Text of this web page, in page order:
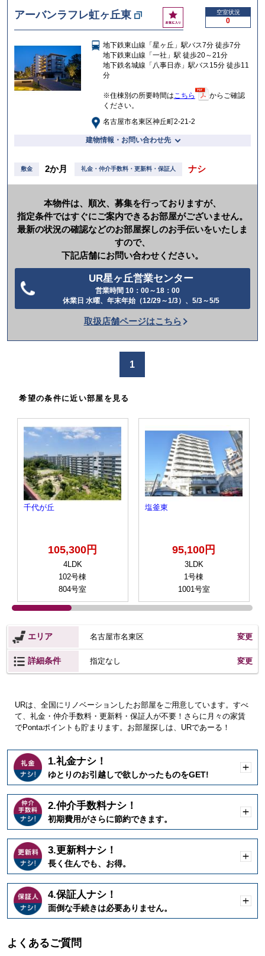
る
アーバンラフレ虹ヶ丘東
お
気
入
り
空室状況
0
地下鉄東山線「星ヶ丘」駅バス7分 徒歩7分
地下鉄東山線「一社」駅 徒歩20～21分
地下鉄名城線「八事日赤」駅バス15分 徒歩11
分
※住棟別の所要時間は こちら
からご確認
ください。
名古屋市名東区神丘町2-21-2
建物情報・お問い合わせ先
敷金 2か月 礼金・仲介手数料・更新料・保証人 ナシ
本物件は、順次、募集を行っておりますが、
指定条件ではすぐにご案内できるお部屋がございません。
最新の状況の確認などのお部屋探しのお手伝いをいたしま
すので、
下記店舗にお問い合わせください。
UR星ヶ丘営業センター
営業時間 10：00～18：00
休業日 水曜、年末年始（12/29～1/3）、5/3～5/5
話
か
取扱店舗ページはこちら
1
希望の条件に近い部屋を見る
千代が丘
105,300円
4LDK
102号棟
804号室
塩釜東
95,100円
3LDK
1号棟
1001号室
エリア 名古屋市名東区 変更
詳細条件 指定なし 変更
URは、全国にリノベーションしたお部屋をご用意しています。すべ
て、礼金・仲介手数料・更新料・保証人が不要！さらに月々の家賃
でPontaポイントも貯まります。お部屋探しは、URであーる！
1.礼金ナシ！
ゆとりのお引越しで欲しかったものをGET!
く
2.仲介手数料ナシ！
初期費用がさらに節約できます。
く
3.更新料ナシ！
長く住んでも、お得。
く
4.保証人ナシ！
面倒な手続きは必要ありません。
く
よくあるご質問